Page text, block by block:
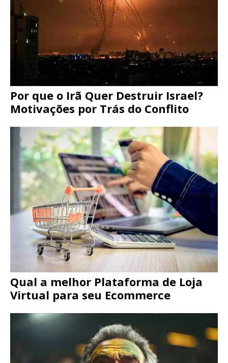
Por que o Irã Quer Destruir Israel?
Motivações por Trás do Conflito
Qual a melhor Plataforma de Loja
Virtual para seu Ecommerce